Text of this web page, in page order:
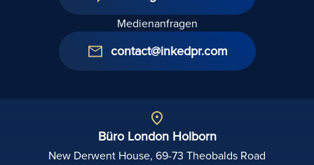
Medienanfragen
contact@inkedpr.com
Büro London Holborn
New Derwent House, 69-73 Theobalds Road